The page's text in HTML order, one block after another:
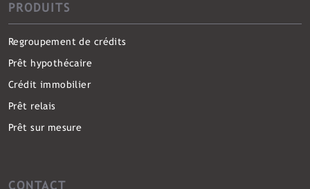
PRODUITS
Regroupement de crédits
Prêt hypothécaire
Crédit immobilier
Prêt relais
Prêt sur mesure
CONTACT